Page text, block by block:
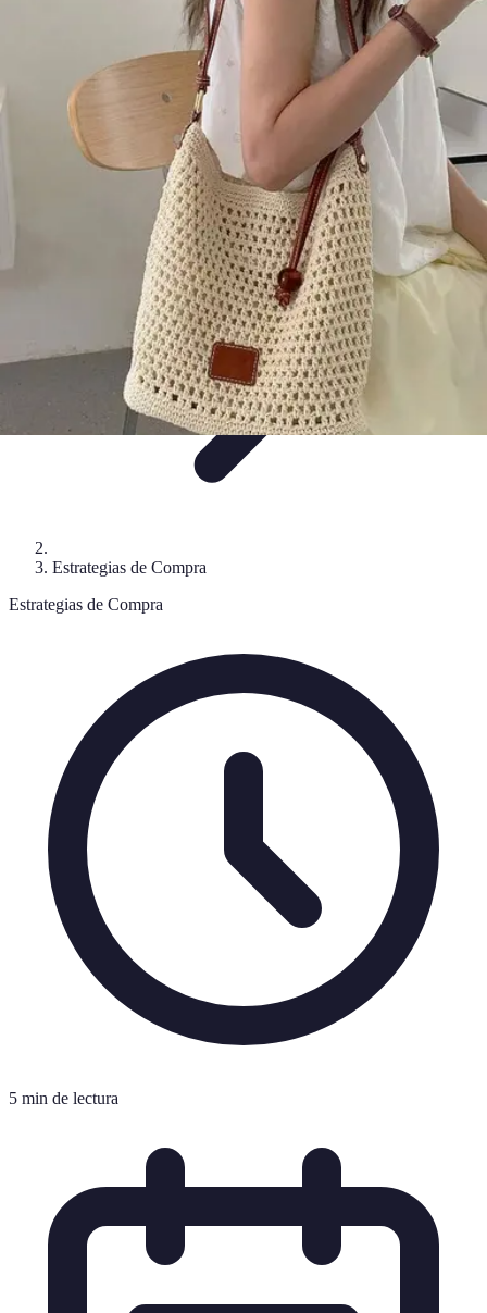
Consejos de Compra
Guías de
Análisis de Expertos Consejos de Compras
Black Friday en Línea
Estrategias de Compra
Estrategias de Compra
5 min de lectura